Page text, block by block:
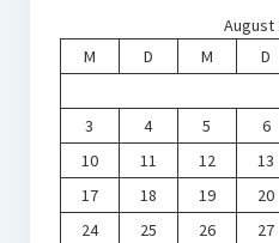
August
M
D M D
3
4 5 6
10
11 12 13
17
18 19 20
24
25 26 27